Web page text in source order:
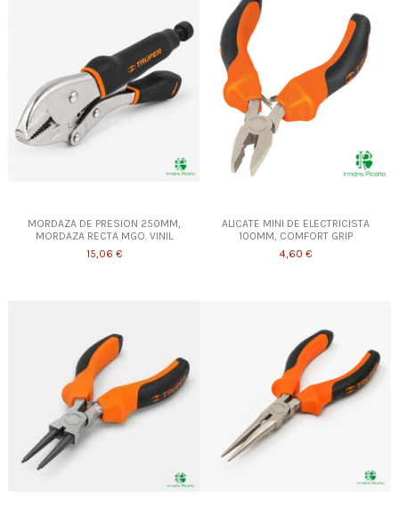
MORDAZA DE PRESION 250MM,
MORDAZA RECTA MGO. VINIL
15,06 €
ALICATE MINI DE ELECTRICISTA
100MM, COMFORT GRIP
4,60 €